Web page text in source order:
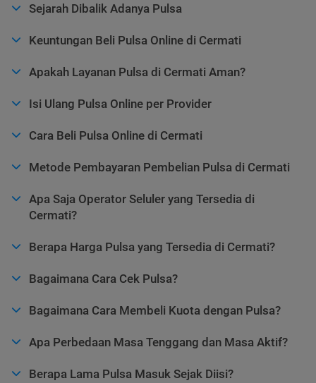
Sejarah Dibalik Adanya Pulsa
Keuntungan Beli Pulsa Online di Cermati
Apakah Layanan Pulsa di Cermati Aman?
Isi Ulang Pulsa Online per Provider
Cara Beli Pulsa Online di Cermati
Metode Pembayaran Pembelian Pulsa di Cermati
Apa Saja Operator Seluler yang Tersedia di
Cermati?
Berapa Harga Pulsa yang Tersedia di Cermati?
Bagaimana Cara Cek Pulsa?
Bagaimana Cara Membeli Kuota dengan Pulsa?
Apa Perbedaan Masa Tenggang dan Masa Aktif?
Berapa Lama Pulsa Masuk Sejak Diisi?